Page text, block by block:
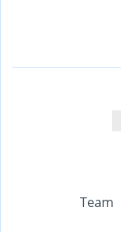
Team